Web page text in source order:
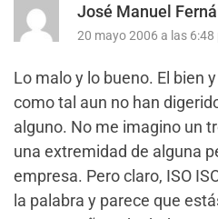
José Manuel
20 mayo 2006 a las 6:48
Lo malo y lo bueno. El bien
como tal aun no han
alguno. No me imagino un
una extremidad de alguna
empresa. Pero claro, ISO
la palabra y parece que